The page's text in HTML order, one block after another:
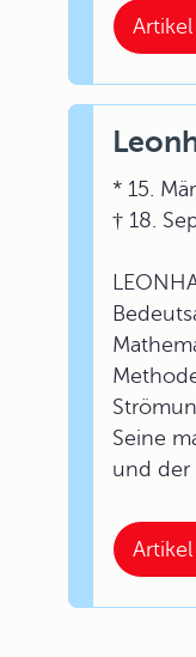
* 15.
† 18.
Seine
und der